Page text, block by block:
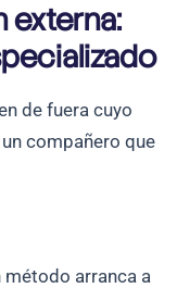
externa:
de fuera cuyo
compañero que
arranca a